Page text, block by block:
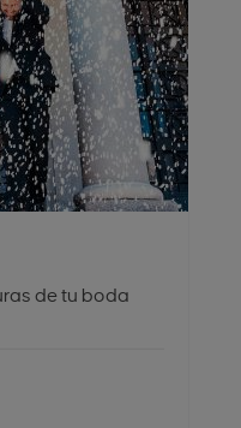
de tu boda